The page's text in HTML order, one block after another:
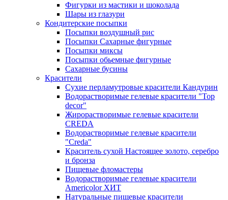
Фигурки из мастики и шоколада
Шары из глазури
Кондитерские посыпки
Посыпки воздушный рис
Посыпки Сахарные фигурные
Посыпки миксы
Посыпки обьемные фигурные
Сахарные бусины
Красители
Сухие перламутровые красители Кандурин
Водорастворимые гелевые красители "Top
decor"
Жирорастворимые гелевые красители
CREDA
Водорастворимые гелевые красители
"Creda"
Краситель сухой Настоящее золото, серебро
и бронза
Пищевые фломастеры
Водорастворимые гелевые красители
Americolor ХИТ
Натуральные пищевые красители